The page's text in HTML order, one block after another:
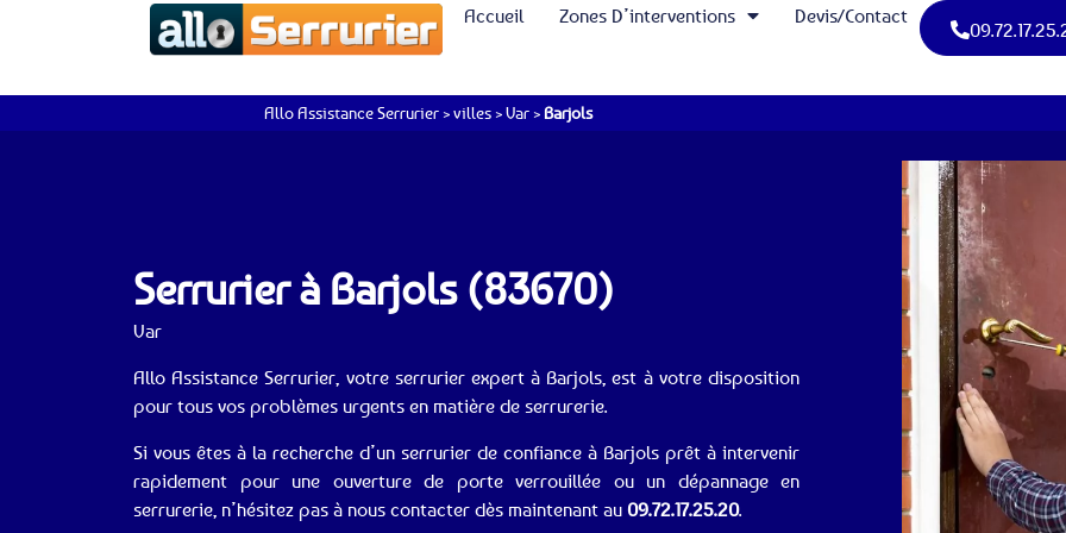
Accueil Zones D’interventions Devis/Contact
Allo Assistance Serrurier >villes >Var >Barjols
Serrurier à Barjols (83670)
Var
Allo Assistance Serrurier, votre serrurier expert à Barjols, est à votre disposition
pour tous vos problèmes urgents en matière de serrurerie.
Si vous êtes à la recherche d’un serrurier de confiance à Barjols prêt à intervenir
rapidement pour une ouverture de porte verrouillée ou un dépannage en
serrurerie, n’hésitez pas à nous contacter dès maintenant au 09.72.17.25.20.